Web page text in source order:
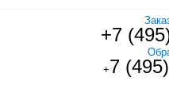
+7
+7